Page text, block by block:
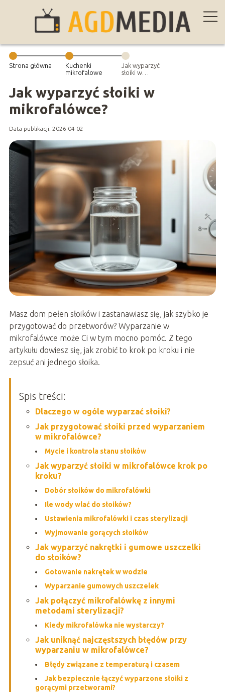
Strona główna
Kuchenki
mikrofalowe
Jak wyparzyć
słoiki w
Jak wyparzyć słoiki w
mikrofalówce?
Data publikacji: 2026-04-02
Masz dom pełen słoików i zastanawiasz się, jak szybko je
przygotować do przetworów? Wyparzanie w
mikrofalówce może Ci w tym mocno pomóc. Z tego
artykułu dowiesz się, jak zrobić to krok po kroku i nie
zepsuć ani jednego słoika.
Spis treści:
Dlaczego w ogóle wyparzać słoiki?
Jak przygotować słoiki przed wyparzaniem
w mikrofalówce?
Mycie i kontrola stanu słoików
Jak wyparzyć słoiki w mikrofalówce krok po
kroku?
Dobór słoików do mikrofalówki
Ile wody wlać do słoików?
Ustawienia mikrofalówki i czas sterylizacji
Wyjmowanie gorących słoików
Jak wyparzyć nakrętki i gumowe uszczelki
do słoików?
Gotowanie nakrętek w wodzie
Wyparzanie gumowych uszczelek
Jak połączyć mikrofalówkę z innymi
metodami sterylizacji?
Kiedy mikrofalówka nie wystarczy?
Jak uniknąć najczęstszych błędów przy
wyparzaniu w mikrofalówce?
Błędy związane z temperaturą i czasem
Jak bezpiecznie łączyć wyparzone słoiki z
gorącymi przetworami?